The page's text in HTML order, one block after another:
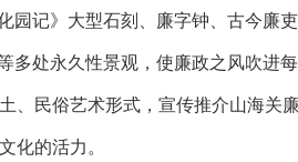
园记》大型石刻、廉字钟、古今廉吏
多处永久性景观，使廉政之风吹进
、民俗艺术形式，宣传推介山海关
化的活力。